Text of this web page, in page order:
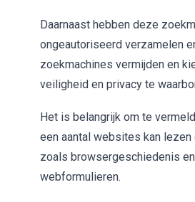
Daarnaast hebben deze
ongeautoriseerd verzamelen
zoekmachines vermijden en
veiligheid en privacy te
Het is belangrijk om te
een aantal websites kan
zoals browsergeschiedenis
webformulieren.